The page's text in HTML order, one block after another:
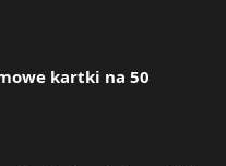
kartki na 50